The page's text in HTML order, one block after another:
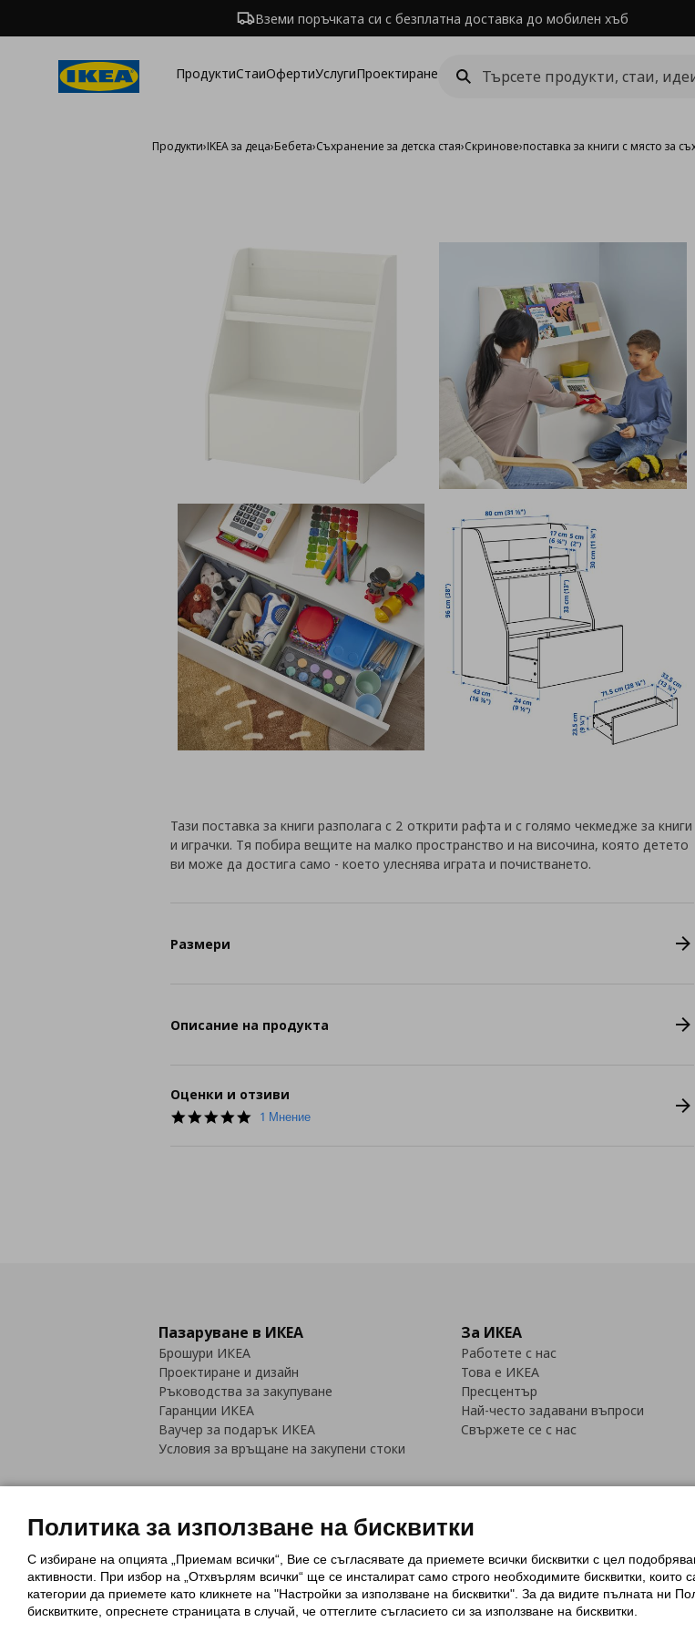
Вземи поръчката си с безплатна доставка до мобилен хъб
ПродуктиСтаиОфертиУслугиПроектиране
Продукти›IKEA за деца›Бебета›Съхранение за детска стая›Скринове›поставка за книги с място за
Тази поставка за книги разполага с 2 открити рафта и с голямо чекмедже за книги
и играчки. Тя побира вещите на малко пространство и на височина, която детето
ви може да достига само - което улеснява играта и почистването.
Размери
Описание на продукта
Оценки и отзиви
5.0
1 Мнение
Пазаруване в ИКЕА
Брошури ИКЕА
Проектиране и дизайн
Ръководства за закупуване
Гаранции ИКЕА
Ваучер за подарък ИКЕА
Условия за връщане на закупени стоки
За ИКЕА
Работете с нас
Това е ИКЕА
Пресцентър
Най-често задавани въпроси
Свържете се с нас
Политика за използване на бисквитки (Cookies)Избор на настройки за използване на
Обща политика за личните данни
Политика за защита на личните данни на ikea.bg
Политика за защита на лични данни на програма IKEA Family
Политика за използване на бисквитки
С избиране на опцията „Приемам всички“, Вие се съгласявате да приемете всички бисквитки с цел
активности. При избор на „Отхвърлям всички“ ще се инсталират само строго необходимитe бисквитки,
категории да приемете като кликнете на "Настройки за използване на бисквитки". За да видите пълната ни
бисквитките, опреснете страницата в случай, че оттеглите съгласието си за използване на бисквитки.